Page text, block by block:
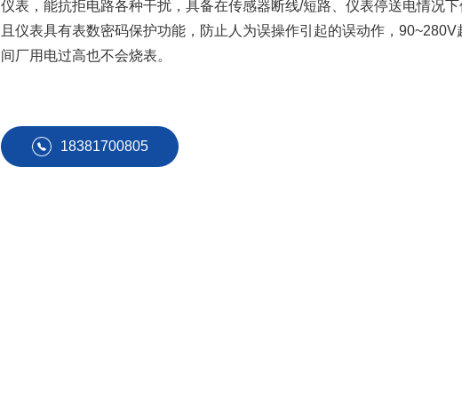
仪表，能抗拒电路各种干扰，具备在传感器断线/短路、仪表停送电情况
且仪表具有表数密码保护功能，防止人为误操作引起的误动作，
间厂用电过高也不会烧表。
18381700805